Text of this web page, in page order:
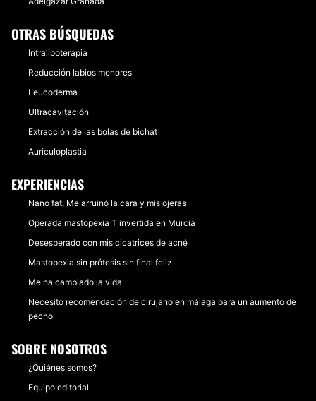
OTRAS BÚSQUEDAS
Intralipoterapia
Reducción labios menores
Leucoderma
Ultracavitación
Extracción de las bolas de bichat
Auriculoplastia
EXPERIENCIAS
Nano fat. Me arruinó la cara y mis ojeras
Operada mastopexia T invertida en Murcia
Desesperado con mis cicatrices de acné
Mastopexia sin prótesis sin final feliz
Me ha cambiado la vida
Necesito recomendación de cirujano en málaga para un aumento de
pecho
SOBRE NOSOTROS
¿Quiénes somos?
Equipo editorial